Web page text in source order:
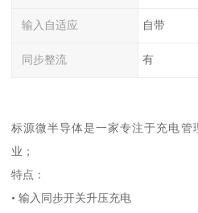
输入自适应 自带
同步整流 有
标源微半导体是一家专注于充电管
业；
特点：
• 输入同步开关升压充电